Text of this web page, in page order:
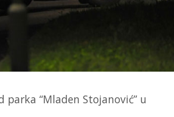
parka “Mladen Stojanović” u